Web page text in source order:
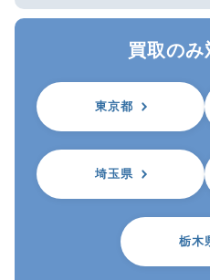
買取のみ
東京都
埼玉県
栃木